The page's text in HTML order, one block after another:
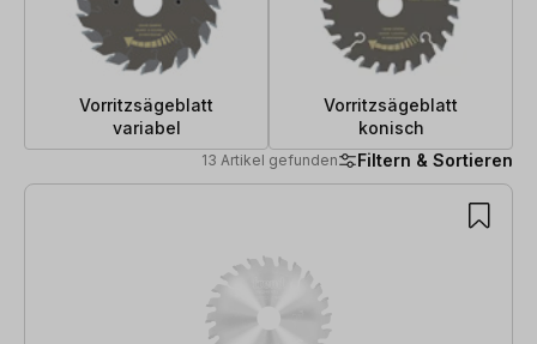
Vorritzsägeblatt
variabel
Vorritzsägeblatt
konisch
13 Artikel gefunden Filtern & Sortieren
13 Artikel gefunden